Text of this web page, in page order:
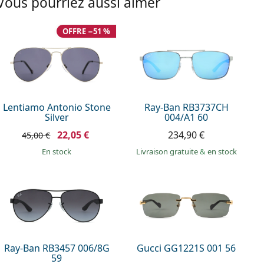
Lentiamo Antonio Stone
Silver
OFFRE −51 %
45,00 € 22,05 €
en stock
Ray-Ban RB3737CH
004/A1 60
234,90 €
Livraison gratuite& en stock
Ray-Ban RB3457 006/8G
59
Gucci GG1221S 001 56